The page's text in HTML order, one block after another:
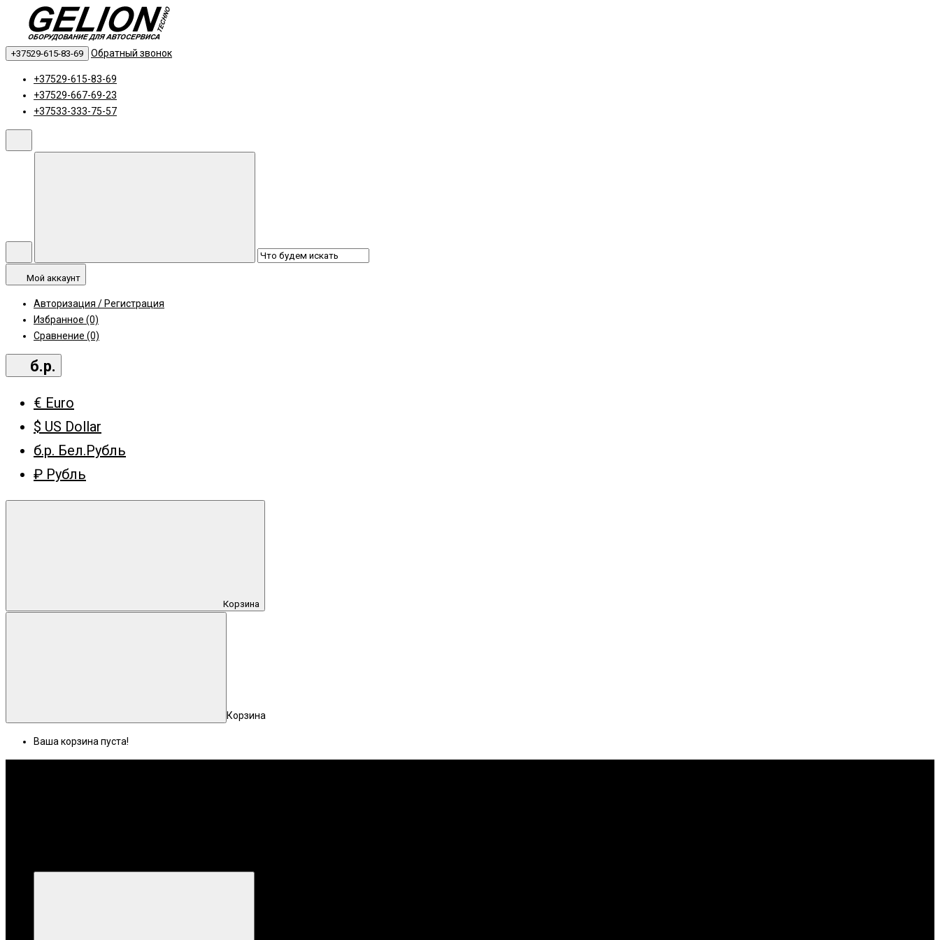
+37529-615-83-69 Обратный звонок
+37529-615-83-69
+37529-667-69-23
+37533-333-75-57
Мой аккаунт
Авторизация / Регистрация
Избранное (0)
Сравнение (0)
б.р.
€ Euro
$ US Dollar
б.р. Бел.Рубль
₽ Рубль
Корзина
Корзина
Ваша корзина пуста!